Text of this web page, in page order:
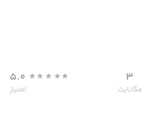
3
مگابایت
5.0
امتیاز